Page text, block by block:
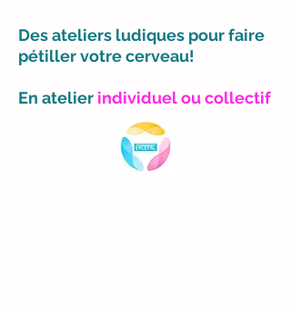
Des ateliers ludiques pour faire
pétiller votre cerveau!
En atelier individuel ou collectif